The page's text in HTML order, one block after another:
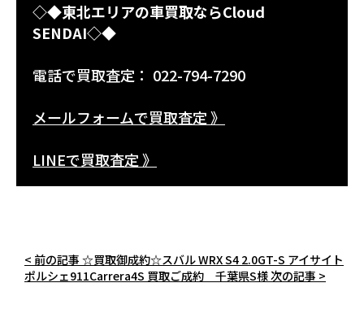
◇◆東北エリアの車買取ならCloud
SENDAI◇◆
電話で買取査定： 022-794-7290
メールフォームで買取査定 》
LINEで買取査定 》
< 前の記事 ☆買取御成約☆スバル WRX S4 2.0GT-S アイサイト
ポルシェ911Carrera4S 買取ご成約 千葉県S様次の記事 >